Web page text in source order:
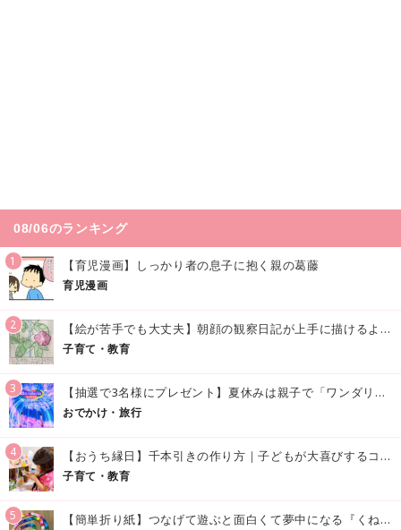
08/06のランキング
1 【育児漫画】しっかり者の息子に抱く親の葛藤
育児漫画
2 【絵が苦手でも大丈夫】朝顔の観察日記が上手に描けるようになる方法｜イラスト付き
子育て・教育
3 【抽選で3名様にプレゼント】夏休みは親子で「ワンダリア横浜」へ！涼しく学んで遊べる話題の没入型施設をご紹介
おでかけ・旅行
4 【おうち縁日】千本引きの作り方｜子どもが大喜びするコツやアイデア♪
子育て・教育
5 【簡単折り紙】つなげて遊ぶと面白くて夢中になる『くねくねへびさんの作り方』